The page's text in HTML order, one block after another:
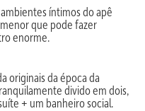
íntimos do apê
que pode fazer
enorme.
originais da época da
divido em dois,
+ um banheiro social.